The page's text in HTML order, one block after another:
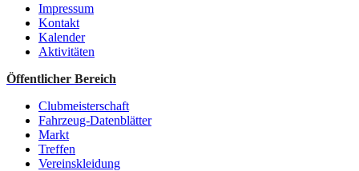
Impressum
Kontakt
Kalender
Aktivitäten
Öffentlicher Bereich
Clubmeisterschaft
Fahrzeug-Datenblätter
Markt
Treffen
Vereinskleidung